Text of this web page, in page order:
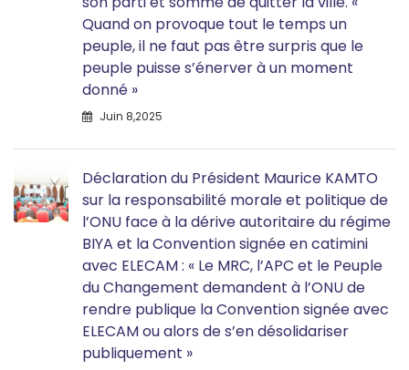
Quand on provoque tout le temps un
peuple, il ne faut pas être surpris que le
peuple puisse s’énerver à un moment
donné »
Juin 8,2025
Déclaration du Président Maurice KAMTO
sur la responsabilité morale et politique de
l’ONU face à la dérive autoritaire du régime
BIYA et la Convention signée en catimini
avec ELECAM : « Le MRC, l’APC et le Peuple
du Changement demandent à l’ONU de
rendre publique la Convention signée avec
ELECAM ou alors de s’en désolidariser
publiquement »